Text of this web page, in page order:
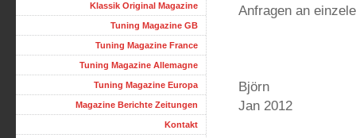
Anfragen an
Björn
Jan 2012
Klassik Original Magazine
Tuning Magazine GB
Tuning Magazine France
Tuning Magazine Allemagne
Tuning Magazine Europa
Magazine Berichte Zeitungen
Kontakt